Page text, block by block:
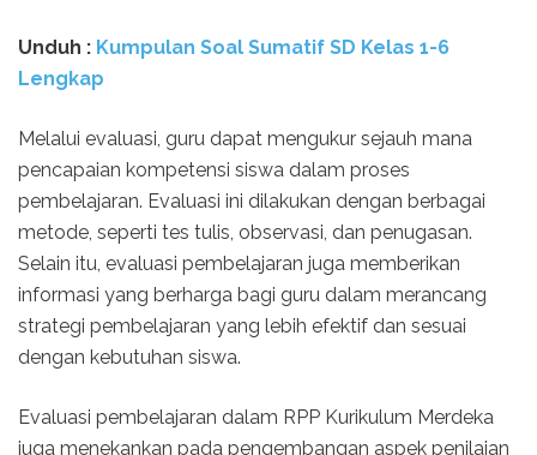
Unduh : Kumpulan Soal Sumatif SD Kelas 1-6
Lengkap
Melalui evaluasi, guru dapat mengukur sejauh mana
pencapaian kompetensi siswa dalam proses
pembelajaran. Evaluasi ini dilakukan dengan berbagai
metode, seperti tes tulis, observasi, dan penugasan.
Selain itu, evaluasi pembelajaran juga memberikan
informasi yang berharga bagi guru dalam merancang
strategi pembelajaran yang lebih efektif dan sesuai
dengan kebutuhan siswa.
Evaluasi pembelajaran dalam RPP Kurikulum Merdeka
juga menekankan pada pengembangan aspek penilaian